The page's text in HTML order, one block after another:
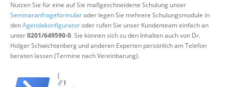
Nutzen Sie für eine auf Sie maßgeschneiderte Schulung unser
Seminaranfrageformularoder legen Sie mehrere Schulungsmodule in
denAgendakonfiguratoroder rufen Sie unser Kundenteam einfach an
unter0201/649590-0. Sie können sich zu den Inhalten auch von Dr.
Holger Schwichtenberg und anderen Experten persönlich am Telefon
beraten lassen (Termine nach Vereinbarung).